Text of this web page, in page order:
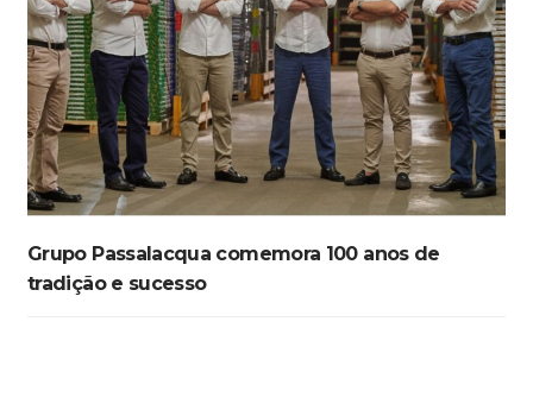
Grupo Passalacqua comemora 100 anos de
tradição e sucesso